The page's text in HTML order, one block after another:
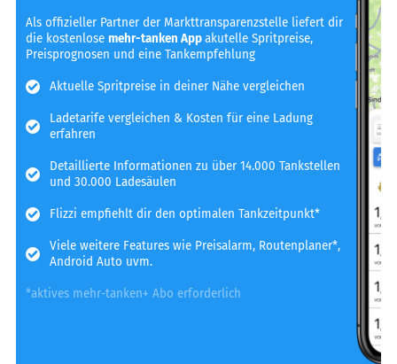
Als offizieller Partner der Markttransparenzstelle liefert dir
die kostenlosemehr-tanken Appakutelle Spritpreise,
Preisprognosen und eine Tankempfehlung
Aktuelle Spritpreise in deiner Nähe vergleichen
Ladetarife vergleichen & Kosten für eine Ladung
erfahren
Detaillierte Informationen zu über 14.000 Tankstellen
und 30.000 Ladesäulen
Flizzi empfiehlt dir den optimalen Tankzeitpunkt*
Viele weitere Features wie Preisalarm, Routenplaner*,
Android Auto uvm.
*aktives mehr-tanken+ Abo erforderlich